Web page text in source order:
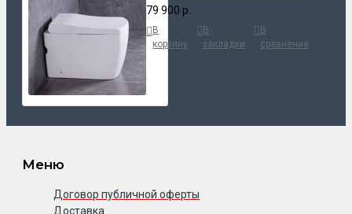
79 900 р.
В
корзину
В
закладки
В
сравнение
Меню
Договор публичной оферты
Доставка